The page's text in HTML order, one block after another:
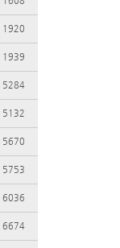
1920
1939
5284
5132
5670
5753
6036
6674